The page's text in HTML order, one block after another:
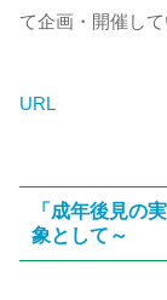
て企画・開催して
URL
「成年後見の
象として～